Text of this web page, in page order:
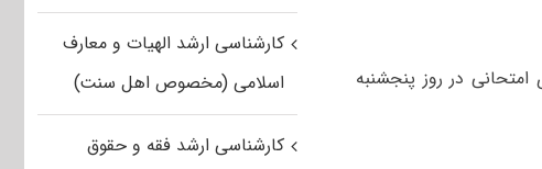
سال ۱۴۰۵ در تمامی رشته‌های امتحانی در روز پنجشنبه
کارشناسی ارشد الهیات و معارف
اسلامی (مخصوص اهل سنت)
کارشناسی ارشد فقه و حقوق